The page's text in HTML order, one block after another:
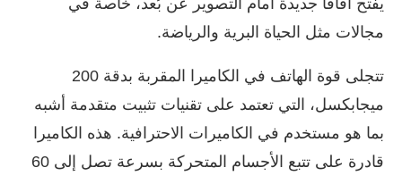
يفتح آفاقًا جديدة أمام التصوير عن بُعد، خاصة في
مجالات مثل الحياة البرية والرياضة.
تتجلى قوة الهاتف في الكاميرا المقربة بدقة 200
ميجابكسل، التي تعتمد على تقنيات تثبيت متقدمة أشبه
بما هو مستخدم في الكاميرات الاحترافية. هذه الكاميرا
قادرة على تتبع الأجسام المتحركة بسرعة تصل إلى 60